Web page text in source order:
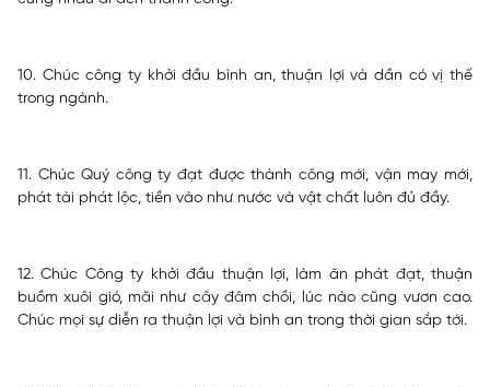
10. Chúc công ty khởi đầu bình an, thuận lợi và dần có vị thế
trong ngành.
11. Chúc Quý công ty đạt được thành công mới, vận may mới,
phát tài phát lộc, tiền vào như nước và vật chất luôn đủ đầy.
12. Chúc Công ty khởi đầu thuận lợi, làm ăn phát đạt, thuận
buồm xuôi gió, mãi như cây đâm chồi, lúc nào cũng vươn cao.
Chúc mọi sự diễn ra thuận lợi và bình an trong thời gian sắp tới.